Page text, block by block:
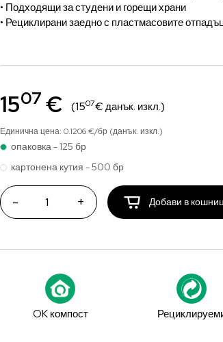
• Подходящи за студени и горещи храни
• Рециклирани заедно с пластмасовите
1507 € (1507€ данък. изкл.)
Единична цена: 0.1206 €/бр (данък. изкл.)
опаковка - 125 бр
картонена кутия - 500 бр
- + Добави в
OK компост